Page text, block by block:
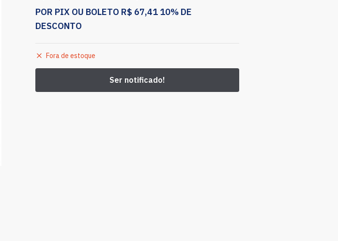
POR PIX OU BOLETO R$ 67,41 10% DE
DESCONTO
Fora de estoque